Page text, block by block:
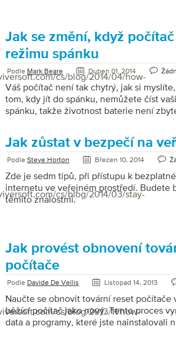
cs/blog/2014/04/how-
Jak se změní, když
režimu spánku
Podle Mark Beare Duben 01, 2014
Váš počítač není tak chytrý, jak si
tom, kdy jít do spánku, nemůžete číst
spánku, takže životnost baterie není
stavu nízké spotřeby a obnovení spánku
Režim spánku vyčerpá energii baterie,
něj činí ideální stav, kdy necháte počítač
spánkem, režimem hibernace a […]
cs/blog/2014/03/stay-
Jak zůstat v bezpečí na
Podle Steve Horton Březen 10, 2014
Zde je sedm tipů, při přístupu k
internetu ve veřejném prostředí. Budete
těmito znalostmi.
cs/blog/2013/11/how-
Jak provést obnovení
počítače
Podle Davide De Vellis Listopad 14, 2013
Naučte se obnovit tovární reset počítače
běžící počítač jako nový. Tento proces
data a programy, které jste nainstalovali